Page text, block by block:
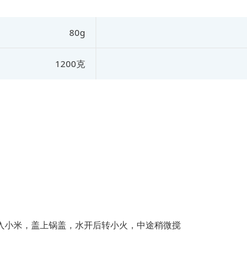
80g
1200克
小米，盖上锅盖，水开后转小火，中途稍微搅